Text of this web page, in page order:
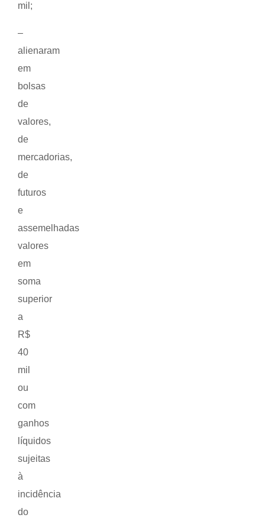
mil;
–
alienaram
em
bolsas
de
valores,
de
mercadorias,
de
futuros
e
assemelhadas
valores
em
soma
superior
a
R$
40
mil
ou
com
ganhos
líquidos
sujeitas
à
incidência
do